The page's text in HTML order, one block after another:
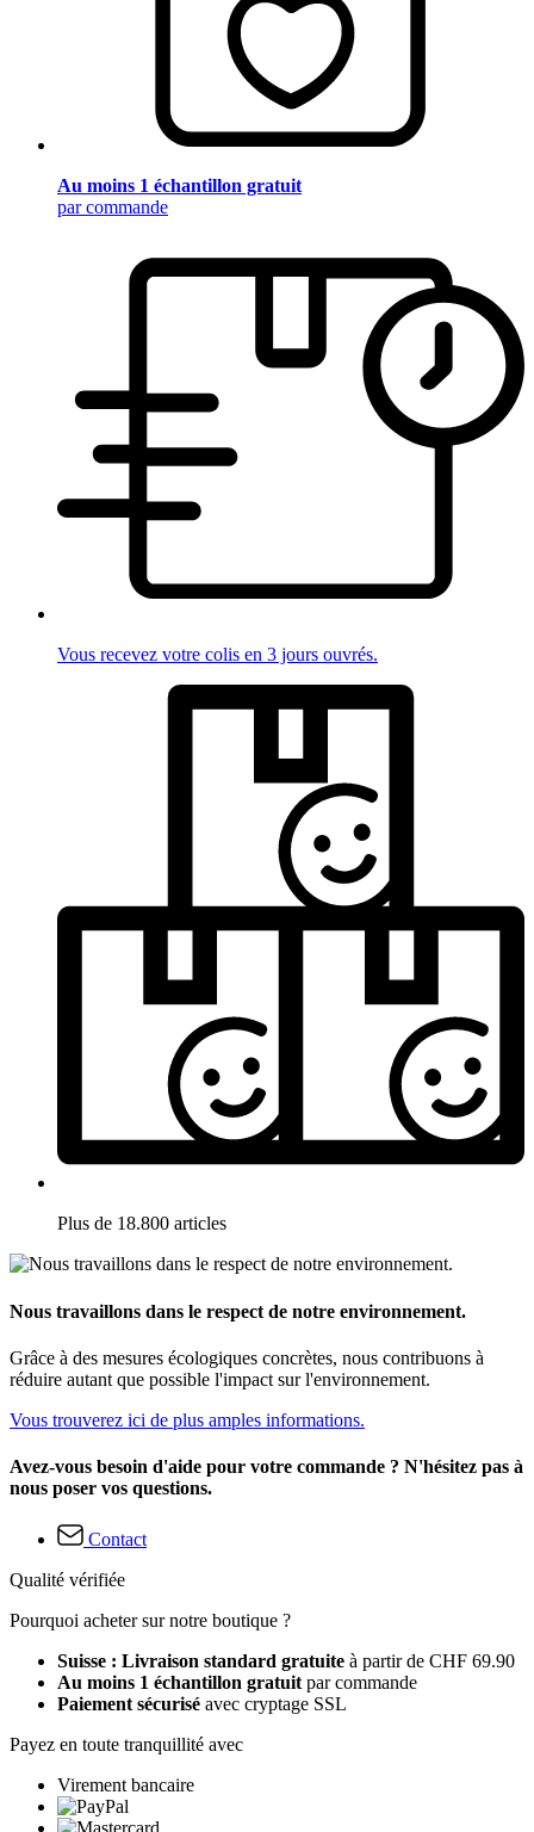
Au moins 1 échantillon gratuit
par commande
Vous recevez votre colis en 3 jours ouvrés.
Plus de 18.800 articles
Nous travaillons dans le respect de notre environnement.
Grâce à des mesures écologiques concrètes, nous contribuons à
réduire autant que possible l'impact sur l'environnement.
Vous trouverez ici de plus amples informations.
Avez-vous besoin d'aide pour votre commande ? N'hésitez pas à
nous poser vos questions.
Contact
Qualité vérifiée
Pourquoi acheter sur notre boutique ?
Suisse : Livraison standard gratuite à partir de CHF 69.90
Au moins 1 échantillon gratuit par commande
Paiement sécurisé avec cryptage SSL
Payez en toute tranquillité avec
Virement bancaire